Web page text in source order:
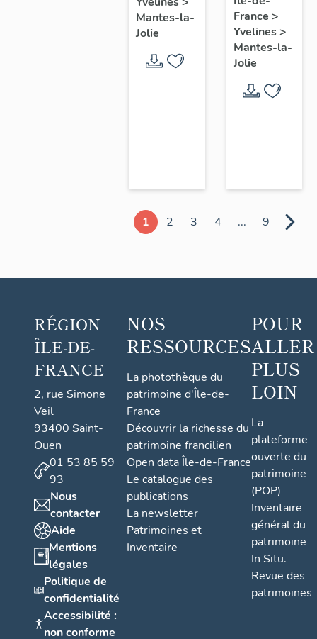
Mantes-la-
Jolie
France >
Yvelines>
Mantes-la-
Jolie
1 2 3 4 ... 9
RÉGION
ÎLE-DE-
FRANCE
2, rue Simone
Veil
93400 Saint-
Ouen
01 53 85 59
93
Nous
contacter
Aide
Mentions
légales
Politique de
confidentialité
Accessibilité :
non conforme
NOS
RESSOURCES
La photothèque du
patrimoine d'Île-de-
France
Découvrir la richesse du
patrimoine francilien
Open data Île-de-France
Le catalogue des
publications
La newsletter
Patrimoines et
Inventaire
POUR
ALLER
PLUS
LOIN
La
plateforme
ouverte du
patrimoine
(POP)
Inventaire
général du
patrimoine
In Situ.
Revue des
patrimoines